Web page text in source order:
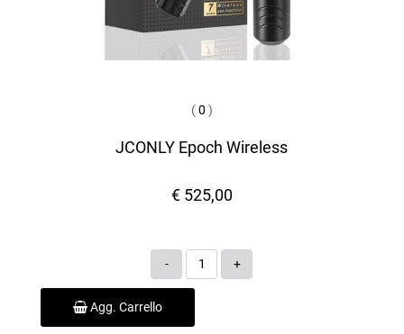
(0 )
JCONLY Epoch Wireless
€ 525,00
Quantità
Agg. Carrello